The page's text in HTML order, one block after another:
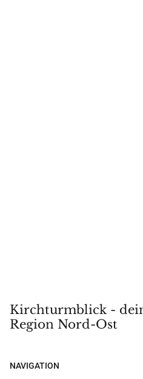
Kirchturmblick -
Region Nord-Ost
NAVIGATION